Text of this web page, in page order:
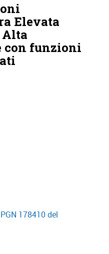
Elevata
Alta
con funzioni
178410 del